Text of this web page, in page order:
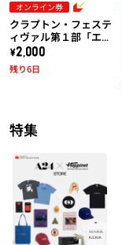
オンライン券
クラプトン・フェステ
ィヴァル第１部「エリ
ック・クラプトン＆ス
ティーヴ・ウィンウッ
ド：ライヴ・アット・
\2,000
残り6日
特集